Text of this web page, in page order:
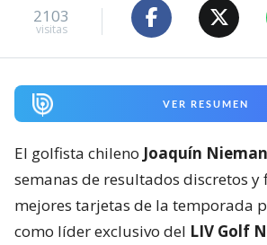
2103
visitas
VER RESUMEN
El golfista chileno Joaquín
semanas de resultados discretos y
mejores tarjetas de la temporada
como líder exclusivo del LIV Golf